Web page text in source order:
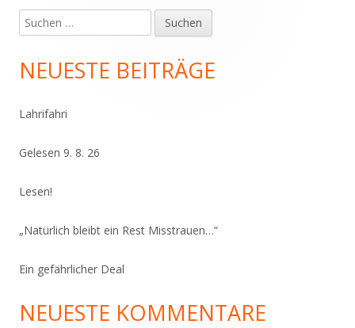
Haupt-
Seitenleiste
Suchen
nach:
NEUESTE BEITRÄGE
Lahrifahri
Gelesen 9. 8. 26
Lesen!
„Natürlich bleibt ein Rest Misstrauen…“
Ein gefährlicher Deal
NEUESTE KOMMENTARE